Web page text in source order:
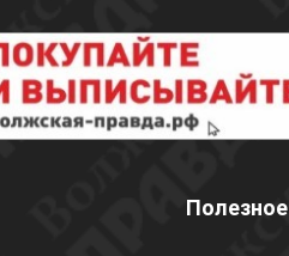
Полезное